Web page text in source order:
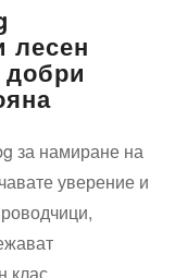
лесен
добри
за намиране на
уверение и